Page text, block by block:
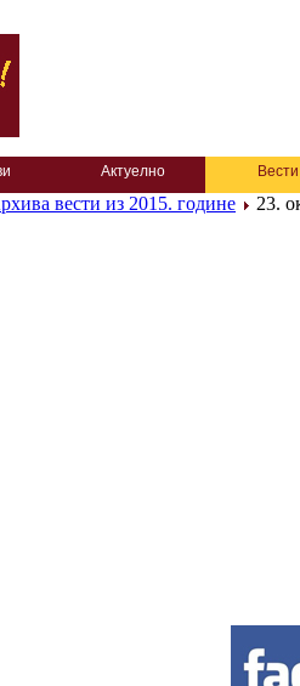
Актуелно Вести
вести из 2015. године 23.